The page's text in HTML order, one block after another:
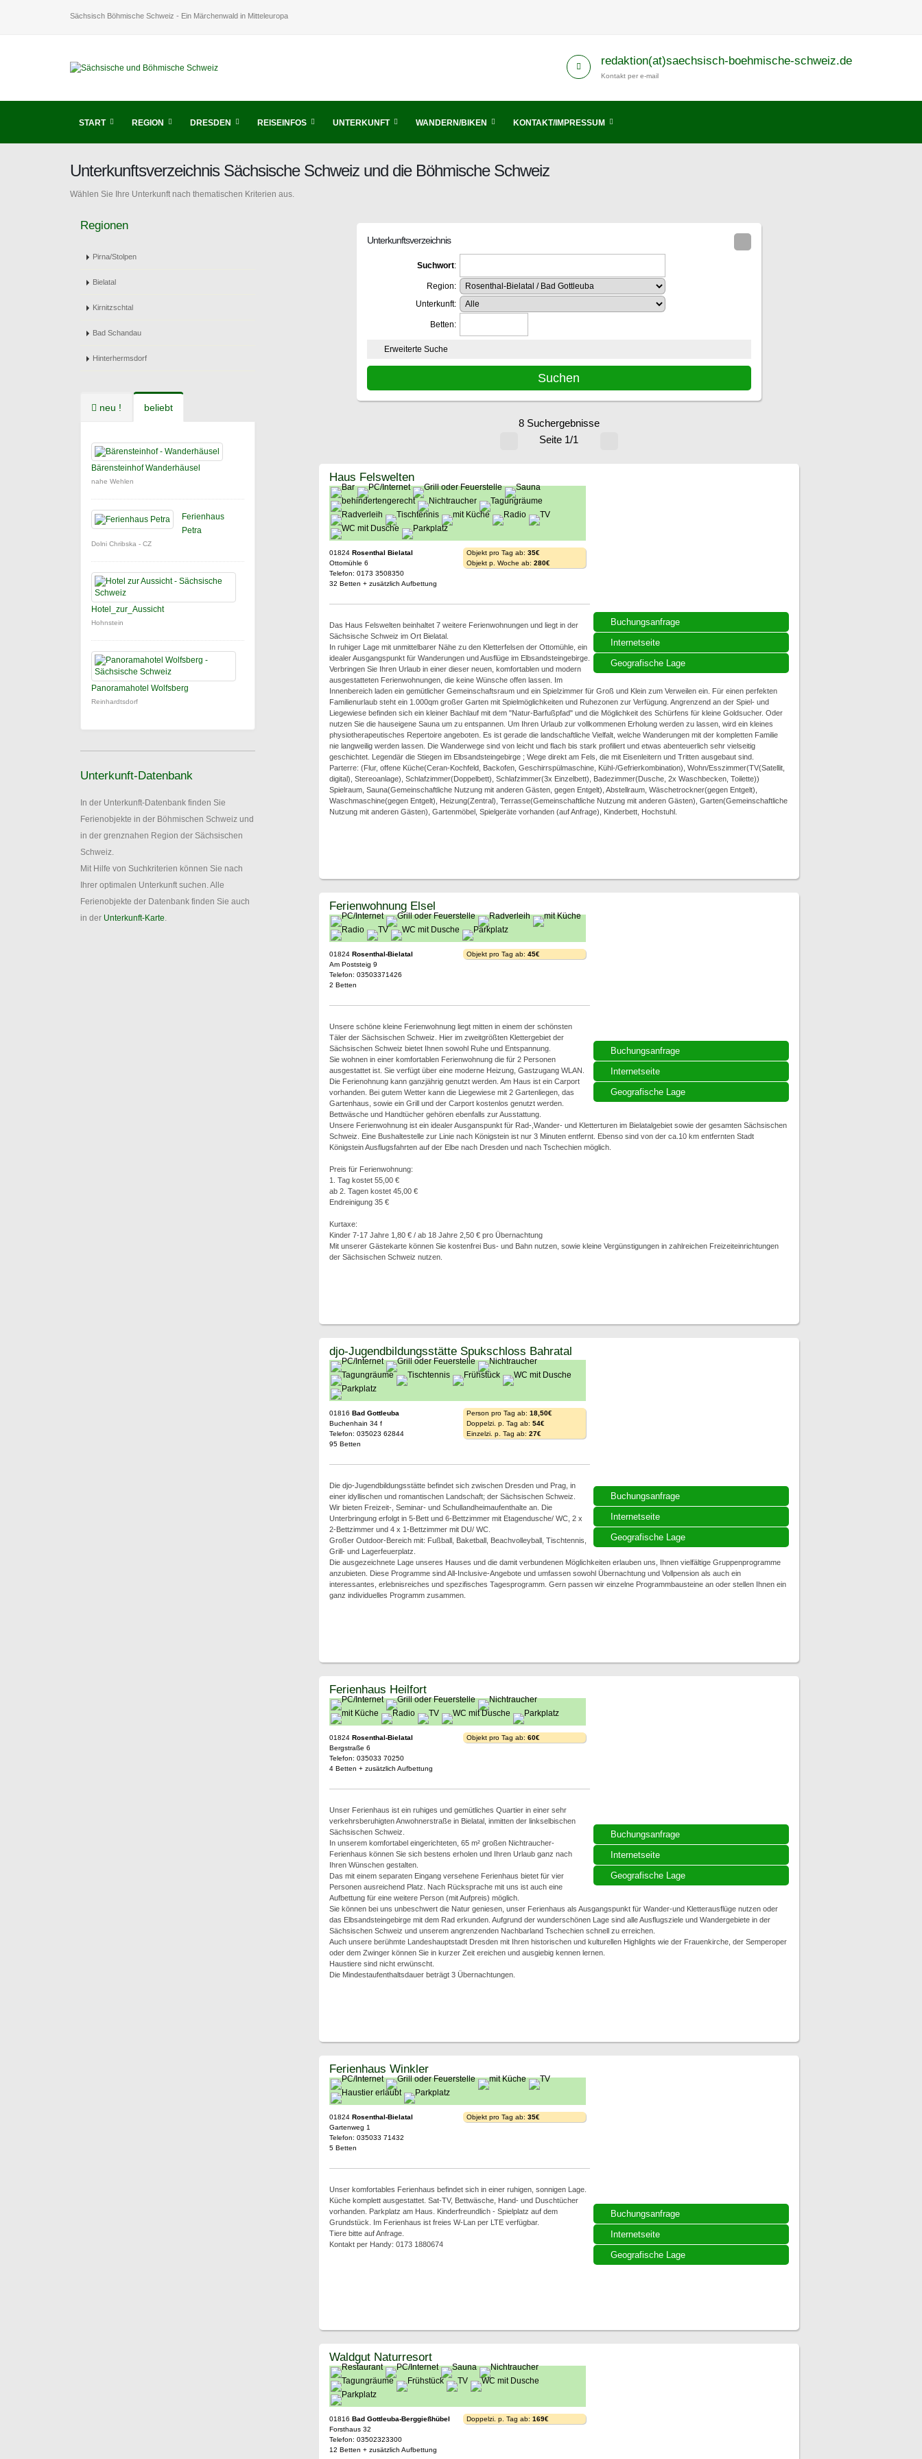
Sächsisch Böhmische Schweiz - Ein Märchenwald in Mitteleuropa
redaktion(at)saechsisch-boehmische-schweiz.de
Kontakt per e-mail
START REGION DRESDEN REISEINFOS UNTERKUNFT WANDERN/BIKEN KONTAKT/IMPRESSUM
Unterkunftsverzeichnis Sächsische Schweiz und die Böhmische Schweiz
Wählen Sie Ihre Unterkunft nach thematischen Kriterien aus.
Regionen
Pirna/Stolpen
Bielatal
Kirnitzschtal
Bad Schandau
Hinterhermsdorf
neu ! beliebt
Bärensteinhof Wanderhäusel
nahe Wehlen
Ferienhaus
Petra
Dolni Chribska - CZ
Hotel_zur_Aussicht
Hohnstein
Panoramahotel Wolfsberg
Reinhardtsdorf
Unterkunft-Datenbank
In der Unterkunft-Datenbank finden Sie
Ferienobjekte in der Böhmischen Schweiz und
in der grenznahen Region der Sächsischen
Schweiz.
Mit Hilfe von Suchkriterien können Sie nach
Ihrer optimalen Unterkunft suchen. Alle
Ferienobjekte der Datenbank finden Sie auch
in der Unterkunft-Karte.
Unterkunftsverzeichnis
Suchwort:
Region:
Unterkunft:
Betten:
Erweiterte Suche
8 Suchergebnisse
Seite 1/1
Buchungsanfrage
Internetseite
Geografische Lage
Haus Felswelten
01824 Rosenthal Bielatal
Ottomühle 6
Telefon: 0173 3508350
32 Betten + zusätzlich Aufbettung
Objekt pro Tag ab: 35€
Objekt p. Woche ab: 280€
Das Haus Felswelten beinhaltet 7 weitere Ferienwohnungen und liegt in der
Sächsische Schweiz im Ort Bielatal.
In ruhiger Lage mit unmittelbarer Nähe zu den Kletterfelsen der Ottomühle, ein
idealer Ausgangspunkt für Wanderungen und Ausflüge im Elbsandsteingebirge.
Verbringen Sie Ihren Urlaub in einer dieser neuen, komfortablen und modern
ausgestatteten Ferienwohnungen, die keine Wünsche offen lassen. Im
Innenbereich laden ein gemütlicher Gemeinschaftsraum und ein Spielzimmer für Groß und Klein zum Verweilen ein. Für einen perfekten
Familienurlaub steht ein 1.000qm großer Garten mit Spielmöglichkeiten und Ruhezonen zur Verfügung. Angrenzend an der Spiel- und
Liegewiese befinden sich ein kleiner Bachlauf mit dem "Natur-Barfußpfad" und die Möglichkeit des Schürfens für kleine Goldsucher. Oder
nutzen Sie die hauseigene Sauna um zu entspannen. Um Ihren Urlaub zur vollkommenen Erholung werden zu lassen, wird ein kleines
physiotherapeutisches Repertoire angeboten. Es ist gerade die landschaftliche Vielfalt, welche Wanderungen mit der kompletten Familie
nie langweilig werden lassen. Die Wanderwege sind von leicht und flach bis stark profiliert und etwas abenteuerlich sehr vielseitig
geschichtet. Legendär die Stiegen im Elbsandsteingebirge ; Wege direkt am Fels, die mit Eisenleitern und Tritten ausgebaut sind.
Parterre: (Flur, offene Küche(Ceran-Kochfeld, Backofen, Geschirrspülmaschine, Kühl-/Gefrierkombination), Wohn/Esszimmer(TV(Satellit,
digital), Stereoanlage), Schlafzimmer(Doppelbett), Schlafzimmer(3x Einzelbett), Badezimmer(Dusche, 2x Waschbecken, Toilette))
Spielraum, Sauna(Gemeinschaftliche Nutzung mit anderen Gästen, gegen Entgelt), Abstellraum, Wäschetrockner(gegen Entgelt),
Waschmaschine(gegen Entgelt), Heizung(Zentral), Terrasse(Gemeinschaftliche Nutzung mit anderen Gästen), Garten(Gemeinschaftliche
Nutzung mit anderen Gästen), Gartenmöbel, Spielgeräte vorhanden (auf Anfrage), Kinderbett, Hochstuhl.
Buchungsanfrage
Internetseite
Geografische Lage
Ferienwohnung Elsel
01824 Rosenthal-Bielatal
Am Poststeig 9
Telefon: 03503371426
2 Betten
Objekt pro Tag ab: 45€
Unsere schöne kleine Ferienwohnung liegt mitten in einem der schönsten
Täler der Sächsischen Schweiz. Hier im zweitgrößten Klettergebiet der
Sächsischen Schweiz bietet Ihnen sowohl Ruhe und Entspannung.
Sie wohnen in einer komfortablen Ferienwohnung die für 2 Personen
ausgestattet ist. Sie verfügt über eine moderne Heizung, Gastzugang WLAN.
Die Ferienohnung kann ganzjährig genutzt werden. Am Haus ist ein Carport
vorhanden. Bei gutem Wetter kann die Liegewiese mit 2 Gartenliegen, das
Gartenhaus, sowie ein Grill und der Carport kostenlos genutzt werden.
Bettwäsche und Handtücher gehören ebenfalls zur Ausstattung.
Unsere Ferienwohnung ist ein idealer Ausganspunkt für Rad-,Wander- und Kletterturen im Bielatalgebiet sowie der gesamten Sächsischen
Schweiz. Eine Bushaltestelle zur Linie nach Königstein ist nur 3 Minuten entfernt. Ebenso sind von der ca.10 km entfernten Stadt
Königstein Ausflugsfahrten auf der Elbe nach Dresden und nach Tschechien möglich.
Preis für Ferienwohnung:
1. Tag kostet 55,00 €
ab 2. Tagen kostet 45,00 €
Endreinigung 35 €
Kurtaxe:
Kinder 7-17 Jahre 1,80 € / ab 18 Jahre 2,50 € pro Übernachtung
Mit unserer Gästekarte können Sie kostenfrei Bus- und Bahn nutzen, sowie kleine Vergünstigungen in zahlreichen Freizeiteinrichtungen
der Sächsischen Schweiz nutzen.
Buchungsanfrage
Internetseite
Geografische Lage
djo-Jugendbildungsstätte Spukschloss Bahratal
01816 Bad Gottleuba
Buchenhain 34 f
Telefon: 035023 62844
95 Betten
Person pro Tag ab: 18,50€
Doppelzi. p. Tag ab: 54€
Einzelzi. p. Tag ab: 27€
Die djo-Jugendbildungsstätte befindet sich zwischen Dresden und Prag, in
einer idyllischen und romantischen Landschaft; der Sächsischen Schweiz.
Wir bieten Freizeit-, Seminar- und Schullandheimaufenthalte an. Die
Unterbringung erfolgt in 5-Bett und 6-Bettzimmer mit Etagendusche/ WC, 2 x
2-Bettzimmer und 4 x 1-Bettzimmer mit DU/ WC.
Großer Outdoor-Bereich mit: Fußball, Baketball, Beachvolleyball, Tischtennis,
Grill- und Lagerfeuerplatz.
Die ausgezeichnete Lage unseres Hauses und die damit verbundenen Möglichkeiten erlauben uns, Ihnen vielfältige Gruppenprogramme
anzubieten. Diese Programme sind All-Inclusive-Angebote und umfassen sowohl Übernachtung und Vollpension als auch ein
interessantes, erlebnisreiches und spezifisches Tagesprogramm. Gern passen wir einzelne Programmbausteine an oder stellen Ihnen ein
ganz individuelles Programm zusammen.
Buchungsanfrage
Internetseite
Geografische Lage
Ferienhaus Heilfort
01824 Rosenthal-Bielatal
Bergstraße 6
Telefon: 035033 70250
4 Betten + zusätzlich Aufbettung
Objekt pro Tag ab: 60€
Unser Ferienhaus ist ein ruhiges und gemütliches Quartier in einer sehr
verkehrsberuhigten Anwohnerstraße in Bielatal, inmitten der linkselbischen
Sächsischen Schweiz.
In unserem komfortabel eingerichteten, 65 m² großen Nichtraucher-
Ferienhaus können Sie sich bestens erholen und Ihren Urlaub ganz nach
Ihren Wünschen gestalten.
Das mit einem separaten Eingang versehene Ferienhaus bietet für vier
Personen ausreichend Platz. Nach Rücksprache mit uns ist auch eine
Aufbettung für eine weitere Person (mit Aufpreis) möglich.
Sie können bei uns unbeschwert die Natur geniesen, unser Ferienhaus als Ausgangspunkt für Wander-und Kletterausflüge nutzen oder
das Elbsandsteingebirge mit dem Rad erkunden. Aufgrund der wunderschönen Lage sind alle Ausflugsziele und Wandergebiete in der
Sächsischen Schweiz und unserem angrenzenden Nachbarland Tschechien schnell zu erreichen.
Auch unsere berühmte Landeshauptstadt Dresden mit Ihren historischen und kulturellen Highlights wie der Frauenkirche, der Semperoper
oder dem Zwinger können Sie in kurzer Zeit ereichen und ausgiebig kennen lernen.
Haustiere sind nicht erwünscht.
Die Mindestaufenthaltsdauer beträgt 3 Übernachtungen.
Buchungsanfrage
Internetseite
Geografische Lage
Ferienhaus Winkler
01824 Rosenthal-Bielatal
Gartenweg 1
Telefon: 035033 71432
5 Betten
Objekt pro Tag ab: 35€
Unser komfortables Ferienhaus befindet sich in einer ruhigen, sonnigen Lage.
Küche komplett ausgestattet. Sat-TV, Bettwäsche, Hand- und Duschtücher
vorhanden. Parkplatz am Haus. Kinderfreundlich - Spielplatz auf dem
Grundstück. Im Ferienhaus ist freies W-Lan per LTE verfügbar.
Tiere bitte auf Anfrage.
Kontakt per Handy: 0173 1880674
Waldgut Naturresort
01816 Bad Gottleuba-Berggießhübel
Forsthaus 32
Telefon: 03502323300
12 Betten + zusätzlich Aufbettung
Doppelzi. p. Tag ab: 169€